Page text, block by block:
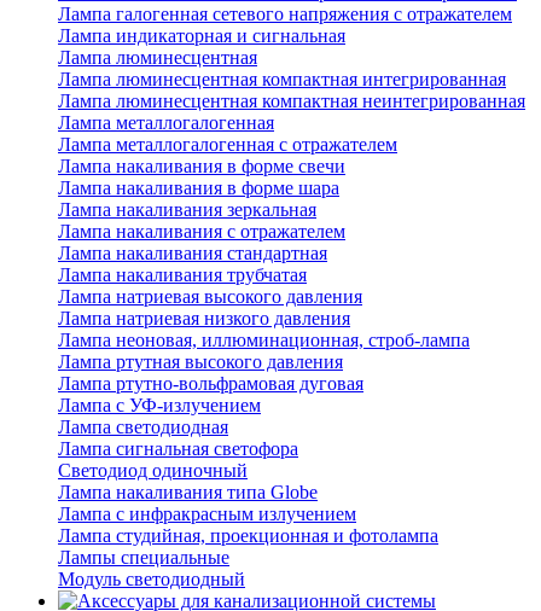
Лампа галогенная сетевого напряжения с отражателем
Лампа индикаторная и сигнальная
Лампа люминесцентная
Лампа люминесцентная компактная интегрированная
Лампа люминесцентная компактная неинтегрированная
Лампа металлогалогенная
Лампа металлогалогенная с отражателем
Лампа накаливания в форме свечи
Лампа накаливания в форме шара
Лампа накаливания зеркальная
Лампа накаливания с отражателем
Лампа накаливания стандартная
Лампа накаливания трубчатая
Лампа натриевая высокого давления
Лампа натриевая низкого давления
Лампа неоновая, иллюминационная, строб-лампа
Лампа ртутная высокого давления
Лампа ртутно-вольфрамовая дуговая
Лампа с УФ-излучением
Лампа светодиодная
Лампа сигнальная светофора
Светодиод одиночный
Лампа накаливания типа Globe
Лампа с инфракрасным излучением
Лампа студийная, проекционная и фотолампа
Лампы специальные
Модуль светодиодный